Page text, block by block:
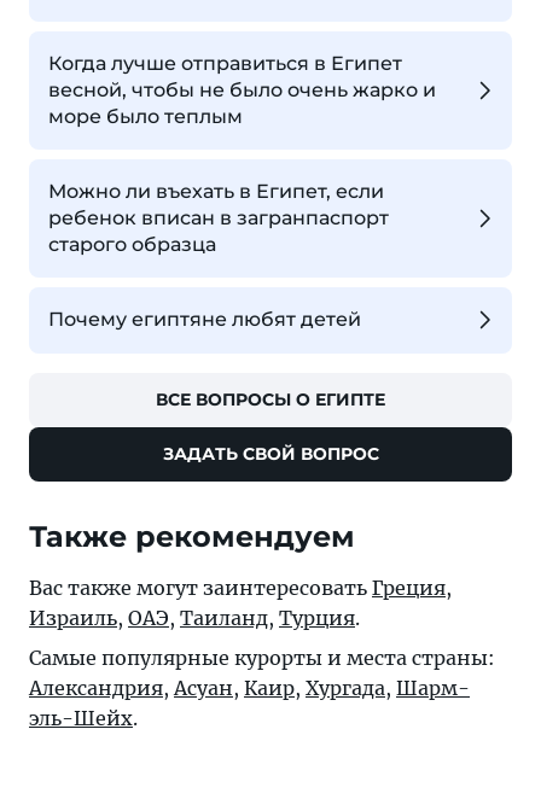
Когда лучше отправиться в Египет
весной, чтобы не было очень жарко и
море было теплым
Можно ли въехать в Египет, если
ребенок вписан в загранпаспорт
старого образца
Почему египтяне любят детей
ВСЕ ВОПРОСЫ О ЕГИПТЕ
ЗАДАТЬ СВОЙ ВОПРОС
Также рекомендуем
Вас также могут заинтересовать Греция,
Израиль, ОАЭ, Таиланд, Турция.
Самые популярные курорты и места страны:
Александрия, Асуан, Каир, Хургада, Шарм-
эль-Шейх.